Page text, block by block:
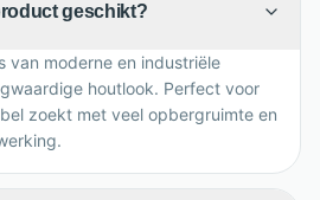
geschikt?
van moderne en industriële
houtlook. Perfect voor
zoekt met veel opbergruimte en